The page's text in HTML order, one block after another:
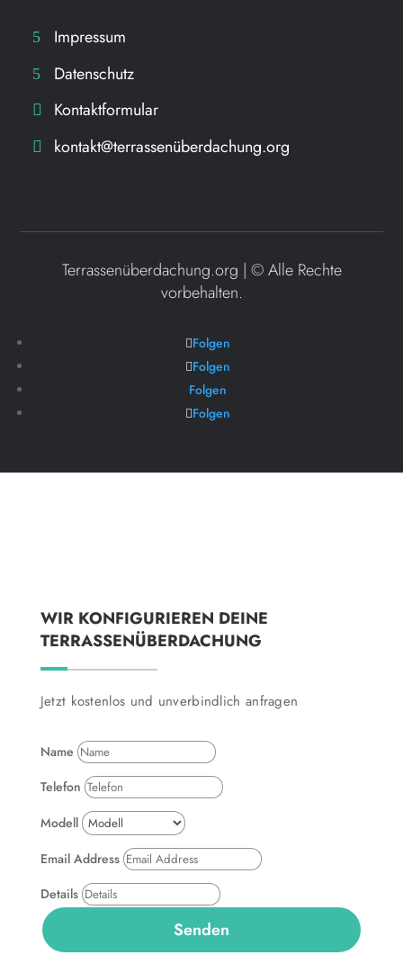
Impressum
Datenschutz
Kontaktformular
kontakt@terrassenüberdachung.org
Terrassenüberdachung.org | ©Alle Rechte
vorbehalten.
Folgen
Folgen
Folgen
Folgen
WIR KONFIGURIEREN DEINE
TERRASSENÜBERDACHUNG
Jetzt kostenlos und unverbindlich anfragen
Name
Telefon
Modell
Email Address
Details
Senden